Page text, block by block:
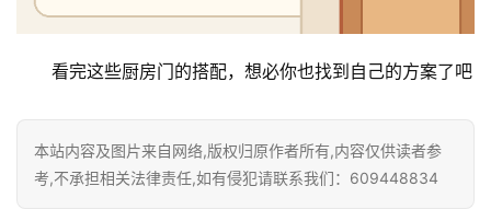
看完这些厨房门的搭配，想必你也找到自己的方案了吧
本站内容及图片来自网络,版权归原作者所有,内容仅供读者参
考,不承担相关法律责任,如有侵犯请联系我们：609448834